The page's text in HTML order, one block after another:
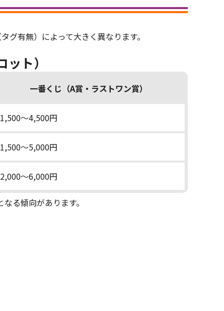
グ有無）によって大きく異なります。
ト）
一番くじ（A賞・ラストワン賞）
1,500～4,500円
1,500～5,000円
2,000～6,000円
る傾向があります。